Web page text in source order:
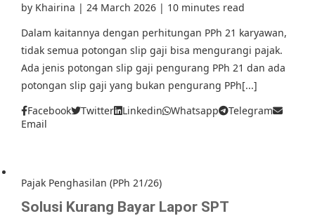
by Khairina | 24 March 2026 | 10 minutes read
Dalam kaitannya dengan perhitungan PPh 21 karyawan,
tidak semua potongan slip gaji bisa mengurangi pajak.
Ada jenis potongan slip gaji pengurang PPh 21 dan ada
potongan slip gaji yang bukan pengurang PPh[...]
Facebook
Twitter Linkedin Whatsapp
Telegram
Email
Pajak Penghasilan (PPh 21/26)
Solusi Kurang Bayar Lapor SPT